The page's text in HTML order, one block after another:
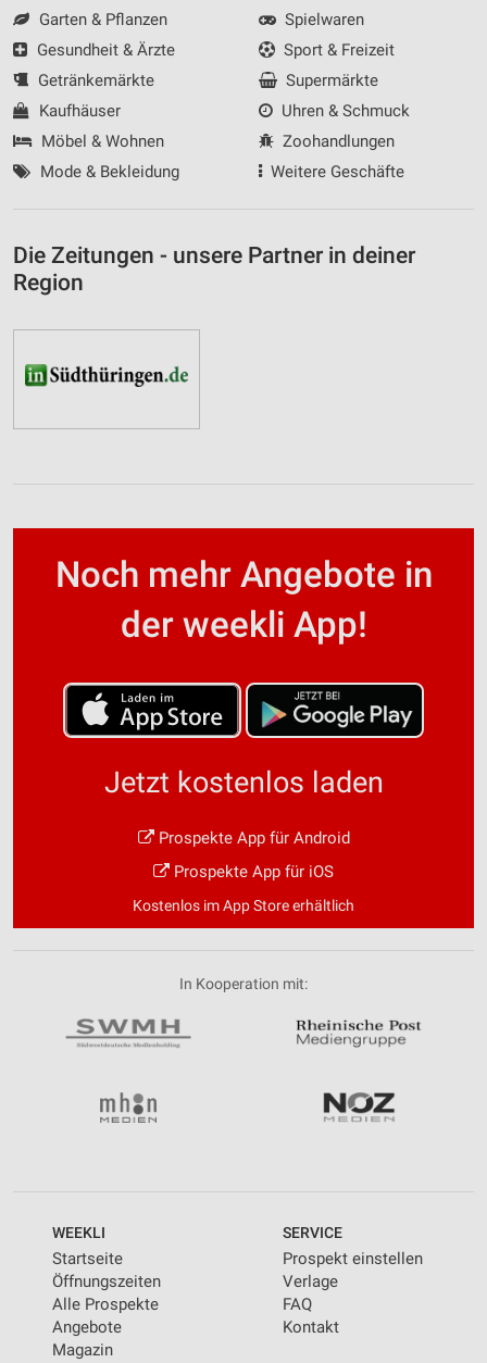
Garten & Pflanzen
Gesundheit & Ärzte
Getränkemärkte
Kaufhäuser
Möbel & Wohnen
Mode & Bekleidung
Spielwaren
Sport & Freizeit
Supermärkte
Uhren & Schmuck
Zoohandlungen
Weitere Geschäfte
Die Zeitungen - unsere Partner in deiner
Region
Noch mehr Angebote in
der weekli App!
Jetzt kostenlos laden
Prospekte App für Android
Prospekte App für iOS
Kostenlos im App Store erhältlich
In Kooperation mit:
WEEKLI
Startseite
Öffnungszeiten
Alle Prospekte
Angebote
Magazin
SERVICE
Prospekt einstellen
Verlage
FAQ
Kontakt